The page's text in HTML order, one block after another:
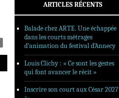
ARTICLES RÉCENTS
Balade chez ARTE. Une échappée
dans les courts métrages
d’animation du festival d’Annecy
Louis Clichy : « Ce sont les gestes
qui font avancer le récit »
Inscrire son court aux César 2027